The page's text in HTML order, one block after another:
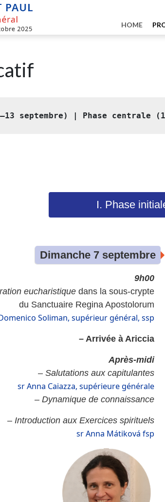
HOME
septembre) | Phase centrale
I. Phase
Dimanche 7 septembre
9h00
eucharistiquedans la sous-crypte
du Sanctuaire Regina Apostolorum
Soliman, supérieur général, ssp
– Arrivée à Ariccia
Après-midi
– Salutations aux capitulantes
sr Anna Caiazza, supérieure générale
– Dynamique de connaissance
– Introduction aux Exercices spirituels
sr Anna Mátiková fsp